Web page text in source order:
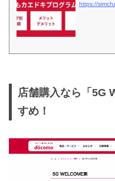
https://
店舗購入なら「5G
すめ！